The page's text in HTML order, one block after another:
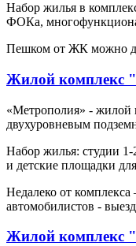
Набор жилья в
ФОКа,
Пешком от ЖК можно
Жилой комплекс
«Метрополия» - жилой
двухуровневым
Набор жилья: студии
и детские площадки
Недалеко от
автомобилистов -
Жилой комплекс